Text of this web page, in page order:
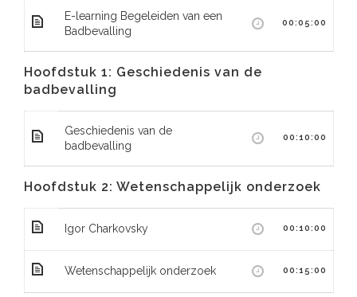
E-learning Begeleiden van een
Badbevalling
00:05:00
Hoofdstuk 1: Geschiedenis van de
badbevalling
Geschiedenis van de
badbevalling
00:10:00
Hoofdstuk 2: Wetenschappelijk onderzoek
Igor Charkovsky 00:10:00
Wetenschappelijk onderzoek 00:15:00